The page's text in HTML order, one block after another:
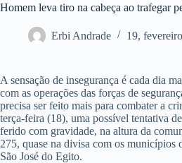
Homem leva tiro na cabeça ao trafegar
Erbi Andrade 19,
A sensação de insegurança é cada dia
com as operações das forças de
precisa ser feito mais para combater a
terça-feira (18), uma possível tentativa
ferido com gravidade, na altura da
275, quase na divisa com os municípios
São José do Egito.